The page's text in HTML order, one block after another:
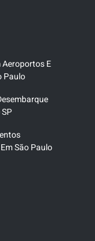
Aeroportos E
Paulo
São Paulo